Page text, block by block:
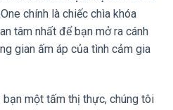
chính là chiếc chìa khóa
tâm nhất để bạn mở ra cánh
gian ấm áp của tình cảm gia
một tấm thị thực, chúng tôi